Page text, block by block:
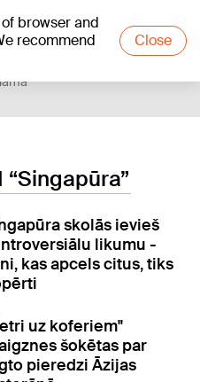
browser and
recommend
Close
“Singapūra”
skolās ievieš
likumu -
kas apcels citus, tiks
uz koferiem"
šokētas par
pieredzi Āzijas